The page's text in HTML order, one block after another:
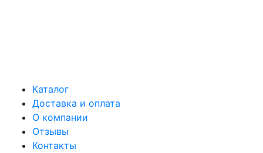
Каталог
Доставка и оплата
О компании
Отзывы
Контакты